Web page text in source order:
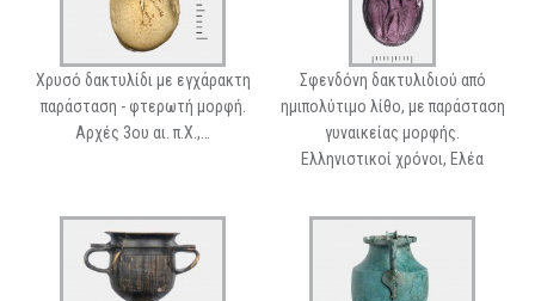
Χρυσό δακτυλίδι με εγχάρακτη
παράσταση - φτερωτή μορφή.
Αρχές 3ου αι. π.Χ.,…
Σφενδόνη δακτυλιδιού από
ημιπολύτιμο λίθο, με παράσταση
γυναικείας μορφής.
Ελληνιστικοί χρόνοι, Ελέα